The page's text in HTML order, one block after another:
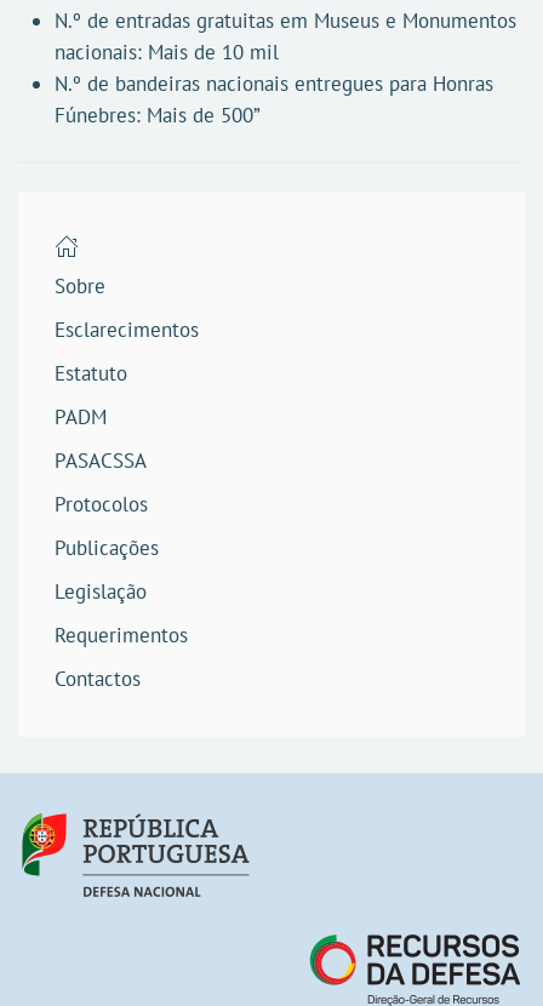
N.º de entradas gratuitas em Museus e Monumentos
nacionais: Mais de 10 mil
N.º de bandeiras nacionais entregues para Honras
Fúnebres: Mais de 500”
Sobre
Esclarecimentos
Estatuto
PADM
PASACSSA
Protocolos
Publicações
Legislação
Requerimentos
Contactos